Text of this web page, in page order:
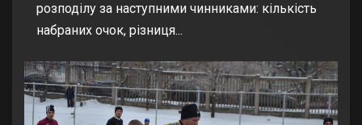
розподілу за наступними чинниками: кількість
набраних очок, різниця...